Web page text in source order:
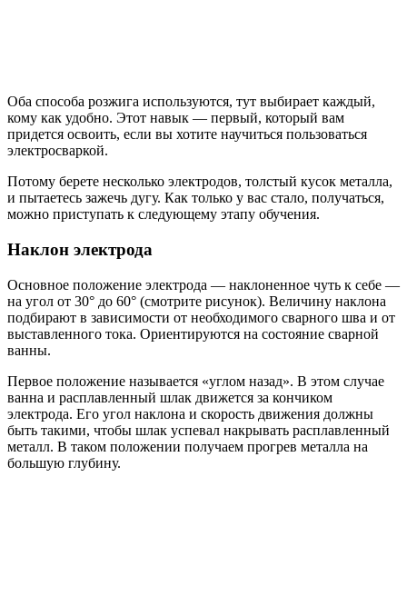
Оба способа розжига используются, тут выбирает каждый,
кому как удобно. Этот навык — первый, который вам
придется освоить, если вы хотите научиться пользоваться
электросваркой.
Потому берете несколько электродов, толстый кусок металла,
и пытаетесь зажечь дугу. Как только у вас стало, получаться,
можно приступать к следующему этапу обучения.
Наклон электрода
Основное положение электрода — наклоненное чуть к себе —
на угол от 30° до 60° (смотрите рисунок). Величину наклона
подбирают в зависимости от необходимого сварного шва и от
выставленного тока. Ориентируются на состояние сварной
ванны.
Первое положение называется «углом назад». В этом случае
ванна и расплавленный шлак движется за кончиком
электрода. Его угол наклона и скорость движения должны
быть такими, чтобы шлак успевал накрывать расплавленный
металл. В таком положении получаем прогрев металла на
большую глубину.